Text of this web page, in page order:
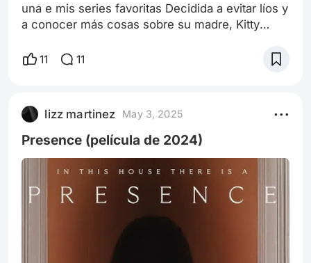
una e mis series favoritas Decidida a evitar líos y
a conocer más cosas sobre su madre, Kitty
habitación y ciertos sentimientos sin resolver se
11 11
lizz martinez May 3, 2025
Presence (película de 2024)